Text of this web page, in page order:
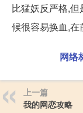
比猛妖反严格,
候很容易换血,在
网络
上一篇
我的网恋攻略